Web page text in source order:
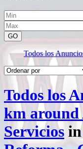
GO
Todos los
Todos los
km around
Servicios